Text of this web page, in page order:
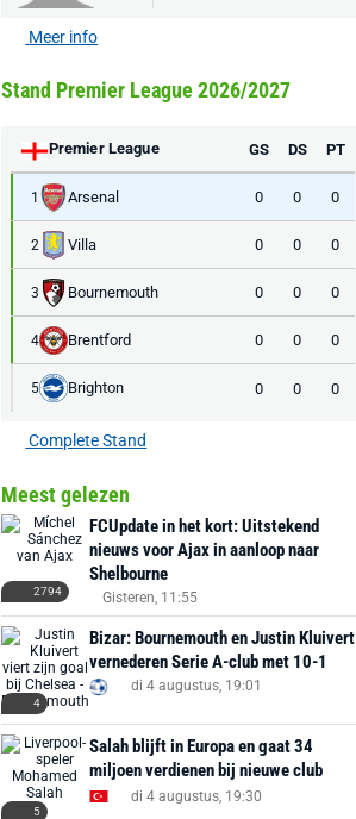
Meer info
Stand Premier League 2026/2027
Premier League GS DS PT
1 Arsenal 0 0 0
2 Villa 0 0 0
3 Bournemouth 0 0 0
4 Brentford 0 0 0
5 Brighton 0 0 0
Complete Stand
Meest gelezen
2794
FCUpdate in het kort: Uitstekend
nieuws voor Ajax in aanloop naar
Shelbourne
Gisteren, 11:55
4
Bizar: Bournemouth en Justin Kluivert
vernederen Serie A-club met 10-1
di 4 augustus, 19:01
5
Salah blijft in Europa en gaat 34
miljoen verdienen bij nieuwe club
di 4 augustus, 19:30